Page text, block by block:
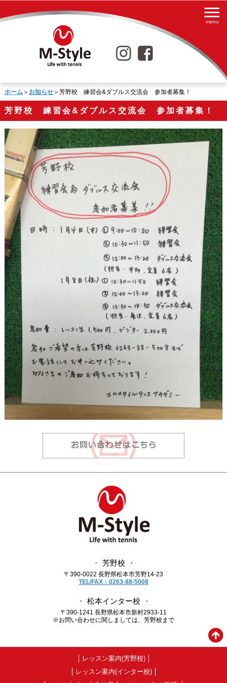
ホーム＞ お知らせ＞芳野校 練習会&ダブルス交流会 参加者募集！
芳野校 練習会&ダブルス交流会 参加者募集！
・ 芳野校 ・
〒390-0022 長野県松本市芳野14-23
TEL/FAX：0263-88-5008
・ 松本インター校 ・
〒390-1241 長野県松本市新村2933-11
※お問い合わせに関しましては、芳野校まで
レッスン案内(芳野校)
レッスン案内(インター校)